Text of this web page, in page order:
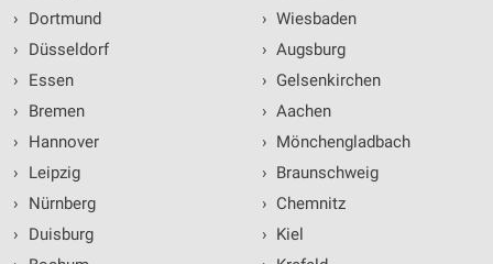
›
Dortmund
›
Düsseldorf
›
Essen
›
Bremen
›
Hannover
›
Leipzig
›
Nürnberg
›
Duisburg
› Wiesbaden
› Augsburg
› Gelsenkirchen
› Aachen
› Mönchengladbach
› Braunschweig
› Chemnitz
› Kiel